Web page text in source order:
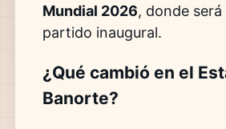
Mundial 2026, donde será
partido inaugural.
¿Qué cambió en el
Banorte?